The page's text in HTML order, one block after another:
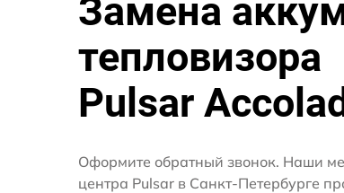
Замена
тепловизора
Pulsar
Оформите обратный звонок. Наши
центра Pulsar в Санкт-Петербурге